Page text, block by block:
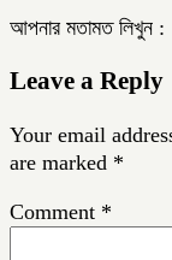
আপনার মতামত লিখুন :
Leave a Reply
Your email
are marked *
Comment *